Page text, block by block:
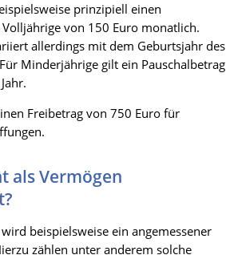
prinzipiell einen
von 150 Euro monatlich.
allerdings mit dem Geburtsjahr des
Minderjährige gilt ein Pauschalbetrag
Freibetrag von 750 Euro für
als Vermögen
beispielsweise ein angemessener
zählen unter anderem solche